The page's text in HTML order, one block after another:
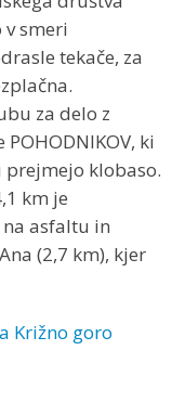
v smeri
tekače, za
za delo z
ki
klobaso.
km je
na asfaltu in
(2,7 km), kjer
Križno goro